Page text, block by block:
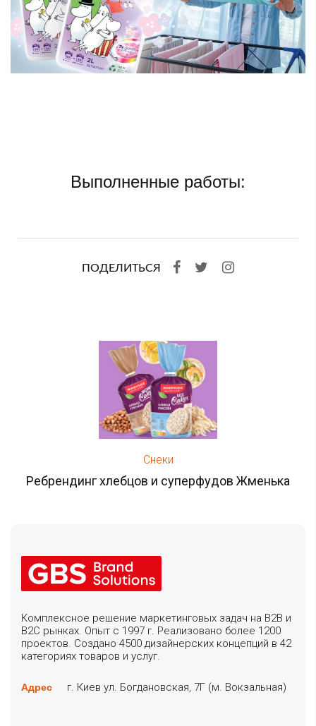
Выполненные работы:
ПОДЕЛИТЬСЯ
Снеки
Ребрендинг хлебцов и суперфудов Жменька
Комплексное решение маркетинговых задач на B2B и
B2C рынках. Опыт с 1997 г. Реализовано более 1200
проектов. Создано 4500 дизайнерских концепций в 42
категориях товаров и услуг.
Адрес г. Киев ул. Богдановская, 7Г (м. Вокзальная)